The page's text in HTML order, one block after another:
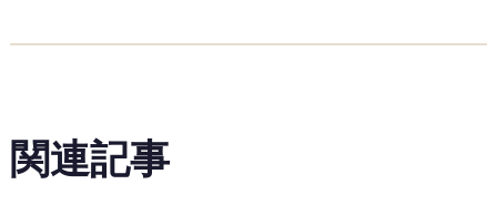
関連記事